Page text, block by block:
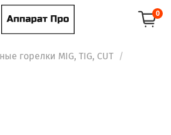
0
горелки MIG, TIG, CUT